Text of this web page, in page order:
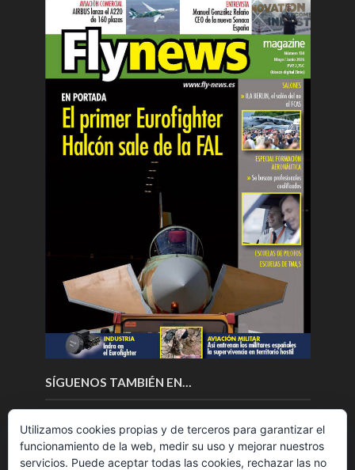
SÍGUENOS TAMBIÉN EN…
Utilizamos cookies propias y de terceros para garantizar el
funcionamiento de la web, medir su uso y mejorar nuestros
servicios. Puede aceptar todas las cookies, rechazar las no